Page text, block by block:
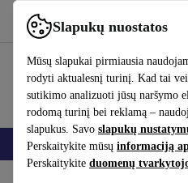
Slapukų nuostatos
Mūsų slapukai pirmiausia
rodyti aktualesnį turinį. Kad tai
sutikimo analizuoti jūsų naršymo
rodomą turinį bei reklamą –
slapukus. Savo slapukų
Perskaitykite mūsų informaciją
Perskaitykite duomenų
Naudok refurbed greitai ir paprastai
Išmanieji telefonai Nešiojamieji